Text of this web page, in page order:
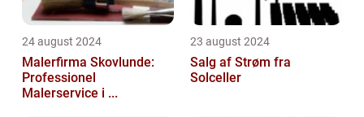
24 august 2024
Malerfirma Skovlunde:
Professionel
Malerservice i ...
23 august 2024
Salg af Strøm fra
Solceller